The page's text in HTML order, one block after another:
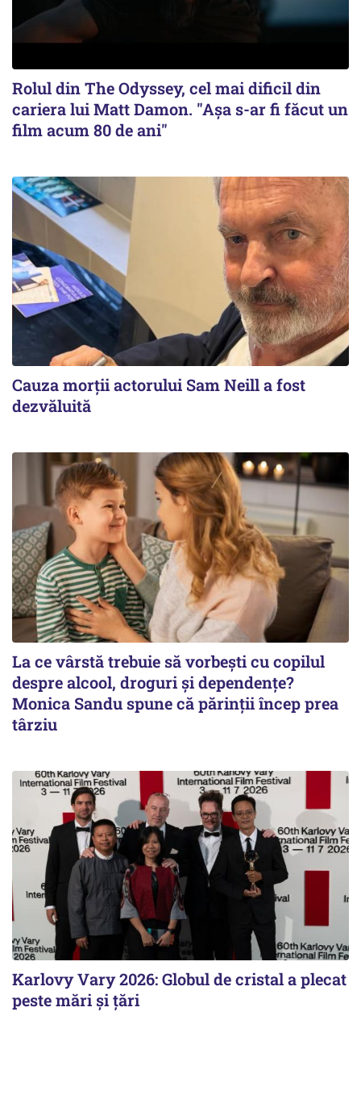
Rolul din The Odyssey, cel mai dificil din
cariera lui Matt Damon. "Aşa s-ar fi făcut un
film acum 80 de ani"
Cauza morții actorului Sam Neill a fost
dezvăluită
La ce vârstă trebuie să vorbești cu copilul
despre alcool, droguri și dependențe?
Monica Sandu spune că părinții încep prea
târziu
Karlovy Vary 2026: Globul de cristal a plecat
peste mări și țări